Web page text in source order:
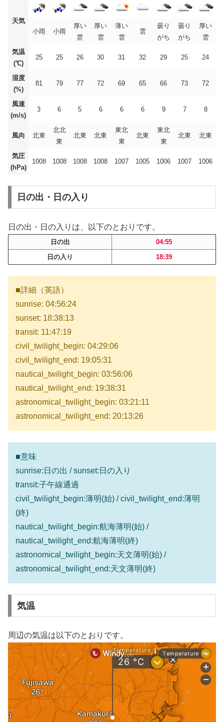
天気
小雨
小雨
厚い
雲
厚い
雲
薄い
雲
雲
曇り
がち
曇り
がち
厚い
雲
気温
(℃)
25 25 26 30 31 32 29 25 24
湿度
(%)
81 79 77 72 69 65 66 73 72
風速
(m/s)
3 6 5 6 6 6 9 7 8
風向 北東
北北
東
北東 北東
東北
東
北東
東北
東
北東 北東
気圧
(hPa)
1008 1008 1008 1008 1007 1005 1006 1007 1006
日の出・日の入り
日の出・日の入りは、以下のとおりです。
日の出
04:55
日の入り
18:39
■詳細（英語）
sunrise: 04:56:24
sunset: 18:38:13
transit: 11:47:19
civil_twilight_begin: 04:29:06
civil_twilight_end: 19:05:31
nautical_twilight_begin: 03:56:06
nautical_twilight_end: 19:38:31
astronomical_twilight_begin: 03:21:11
astronomical_twilight_end: 20:13:26
■意味
sunrise:日の出 / sunset:日の入り
transit:子午線通過
civil_twilight_begin:薄明(始) / civil_twilight_end:薄明
(終)
nautical_twilight_begin:航海薄明(始) /
nautical_twilight_end:航海薄明(終)
astronomical_twilight_begin:天文薄明(始) /
astronomical_twilight_end:天文薄明(終)
気温
周辺の気温は以下のとおりです。